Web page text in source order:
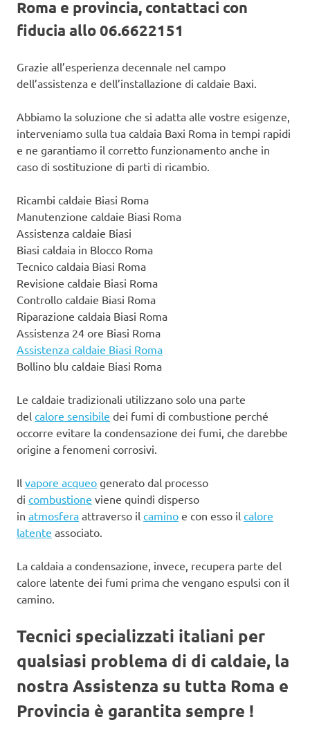
Roma e provincia, contattaci con
fiducia allo 06.6622151
Grazie all’esperienza decennale nel campo
dell’assistenza e dell’installazione di caldaie Baxi.
Abbiamo la soluzione che si adatta alle vostre esigenze,
interveniamo sulla tua caldaia Baxi Roma in tempi rapidi
e ne garantiamo il corretto funzionamento anche in
caso di sostituzione di parti di ricambio.
Ricambi caldaie Biasi Roma
Manutenzione caldaie Biasi Roma
Assistenza caldaie Biasi
Biasi caldaia in Blocco Roma
Tecnico caldaia Biasi Roma
Revisione caldaie Biasi Roma
Controllo caldaie Biasi Roma
Riparazione caldaia Biasi Roma
Assistenza 24 ore Biasi Roma
Assistenza caldaie Biasi Roma
Bollino blu caldaie Biasi Roma
Le caldaie tradizionali utilizzano solo una parte
del calore sensibile dei fumi di combustione perché
occorre evitare la condensazione dei fumi, che darebbe
origine a fenomeni corrosivi.
Il vapore acqueo generato dal processo
di combustione viene quindi disperso
in atmosfera attraverso il camino e con esso il calore
latente associato.
La caldaia a condensazione, invece, recupera parte del
calore latente dei fumi prima che vengano espulsi con il
camino.
Tecnici specializzati italiani per
qualsiasi problema di di caldaie, la
nostra Assistenza su tutta Roma e
Provincia è garantita sempre !